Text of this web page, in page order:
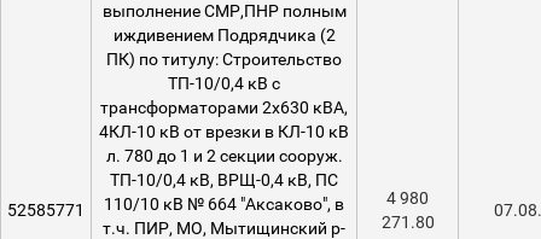
52585771
выполнение СМР,ПНР полным
иждивением Подрядчика (2
ПК) по титулу: Строительство
ТП-10/0,4 кВ с
трансформаторами 2х630 кВА,
4КЛ-10 кВ от врезки в КЛ-10 кВ
л. 780 до 1 и 2 секции сооруж.
ТП-10/0,4 кВ, ВРЩ-0,4 кВ, ПС
110/10 кВ № 664 "Аксаково", в
т.ч. ПИР, МО, Мытищинский р-
4 980
271.80